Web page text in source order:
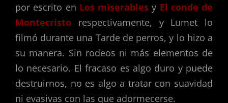
por escrito en Los miserables y El conde de
Montecristo respectivamente, y Lumet lo
filmó durante una Tarde de perros, y lo hizo a
su manera. Sin rodeos ni más elementos de
lo necesario. El fracaso es algo duro y puede
destruirnos, no es algo a tratar con suavidad
ni evasivas con las que adormecerse.